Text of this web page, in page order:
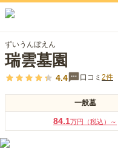
ずいうんぼえん
瑞雲墓園
4.4 口コミ 2件
一般墓
84.1万円（税込）～